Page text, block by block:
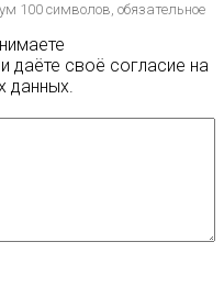
100 символов, обязательное
даёте своё согласие на
данных.